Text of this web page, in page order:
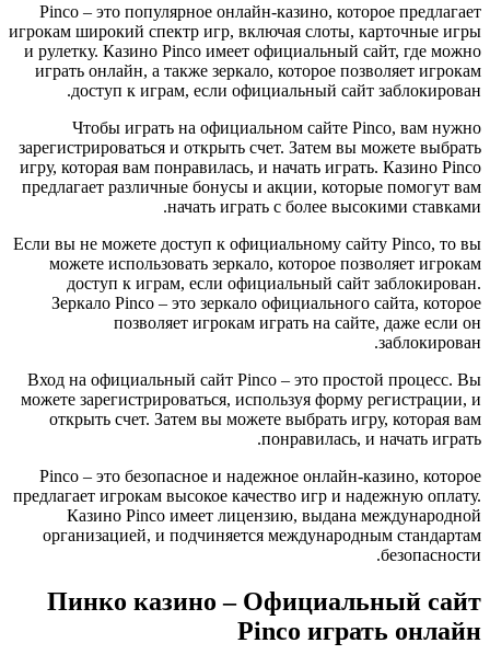
Pinco – это популярное онлайн-казино, которое предлагает
игрокам широкий спектр игр, включая слоты, карточные игры
и рулетку. Казино Pinco имеет официальный сайт, где можно
играть онлайн, а также зеркало, которое позволяет игрокам
доступ к играм, если официальный сайт заблокирован.
Чтобы играть на официальном сайте Pinco, вам нужно
зарегистрироваться и открыть счет. Затем вы можете выбрать
игру, которая вам понравилась, и начать играть. Казино Pinco
предлагает различные бонусы и акции, которые помогут вам
начать играть с более высокими ставками.
Если вы не можете доступ к официальному сайту Pinco, то вы
можете использовать зеркало, которое позволяет игрокам
доступ к играм, если официальный сайт заблокирован.
Зеркало Pinco – это зеркало официального сайта, которое
позволяет игрокам играть на сайте, даже если он
заблокирован.
Вход на официальный сайт Pinco – это простой процесс. Вы
можете зарегистрироваться, используя форму регистрации, и
открыть счет. Затем вы можете выбрать игру, которая вам
понравилась, и начать играть.
Pinco – это безопасное и надежное онлайн-казино, которое
предлагает игрокам высокое качество игр и надежную оплату.
Казино Pinco имеет лицензию, выдана международной
организацией, и подчиняется международным стандартам
безопасности.
Пинко казино – Официальный сайт
Pinco играть онлайн